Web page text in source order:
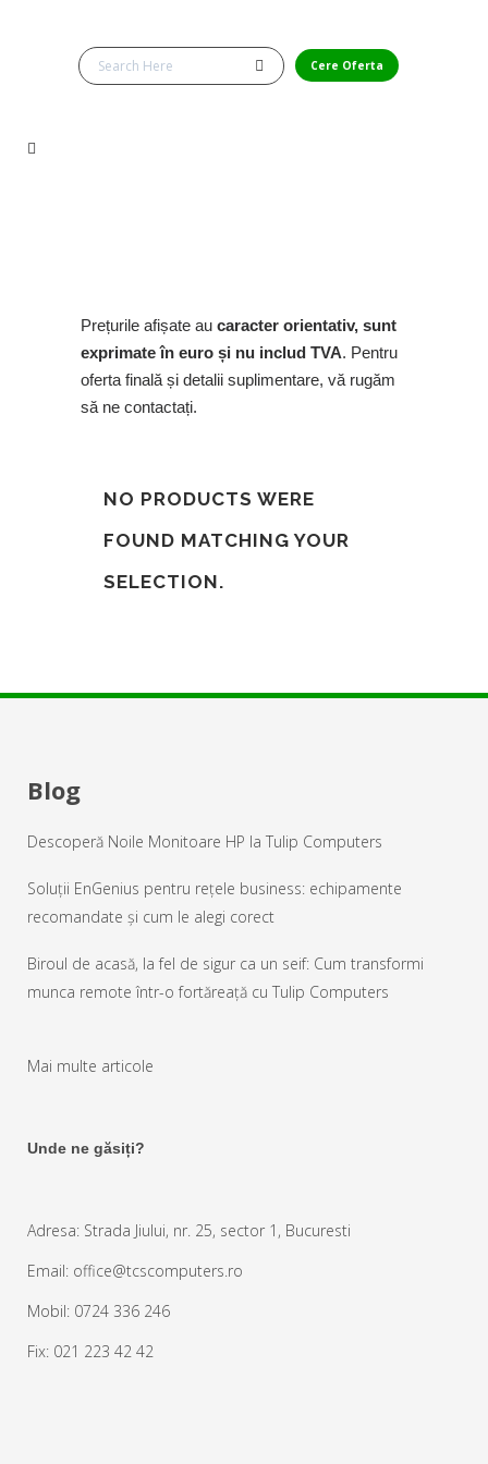
Cere Oferta
Prețurile afișate au caracter orientativ, sunt
exprimate în euro și nu includ TVA. Pentru
oferta finală și detalii suplimentare, vă rugăm
să ne contactați.
NO PRODUCTS WERE
FOUND MATCHING YOUR
SELECTION.
Blog
Descoperă Noile Monitoare HP la Tulip Computers
Soluții EnGenius pentru rețele business: echipamente
recomandate și cum le alegi corect
Biroul de acasă, la fel de sigur ca un seif: Cum transformi
munca remote într-o fortăreață cu Tulip Computers
Mai multe articole
Unde ne găsiți?
Adresa: Strada Jiului, nr. 25, sector 1, Bucuresti
Email: office@tcscomputers.ro
Mobil: 0724 336 246
Fix: 021 223 42 42